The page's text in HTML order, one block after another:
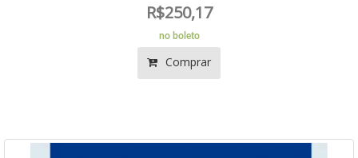
R$250,17
no boleto
Comprar